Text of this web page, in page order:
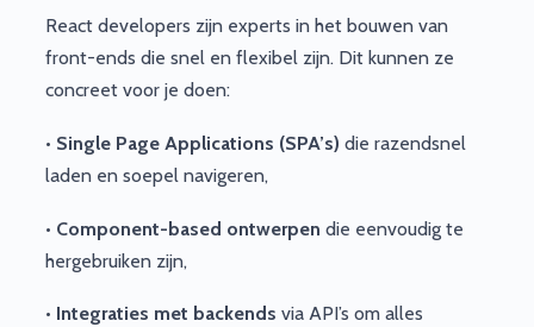
React developers zijn experts in het bouwen van
front-ends die snel en flexibel zijn. Dit kunnen ze
concreet voor je doen:
• Single Page Applications (SPA’s) die razendsnel
laden en soepel navigeren,
• Component-based ontwerpen die eenvoudig te
hergebruiken zijn,
• Integraties met backends via API’s om alles